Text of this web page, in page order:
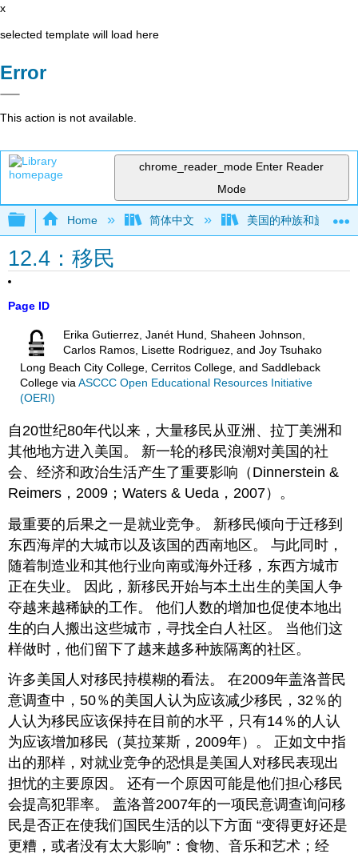
x
selected template will load here
Error
This action is not available.
chrome_reader_mode Enter Reader
Mode
Expand/collapse global hierarchy
Home 简体中文 美国的种族和族裔关
12.4：移民
Page ID
Erika Gutierrez, Janét Hund, Shaheen Johnson,
Carlos Ramos, Lisette Rodriguez, and Joy Tsuhako
Long Beach City College, Cerritos College, and Saddleback
Collegevia ASCCC Open Educational Resources Initiative
(OERI)
自20世纪80年代以来，大量移民从亚洲、拉丁美洲和
其他地方进入美国。 新一轮的移民浪潮对美国的社
会、经济和政治生活产生了重要影响（Dinnerstein &
Reimers，2009；Waters & Ueda，2007）。
最重要的后果之一是就业竞争。 新移民倾向于迁移到
东西海岸的大城市以及该国的西南地区。 与此同时，
随着制造业和其他行业向南或海外迁移，东西方城市
正在失业。 因此，新移民开始与本土出生的美国人争
夺越来越稀缺的工作。 他们人数的增加也促使本地出
生的白人搬出这些城市，寻找全白人社区。 当他们这
样做时，他们留下了越来越多种族隔离的社区。
许多美国人对移民持模糊的看法。 在2009年盖洛普民
意调查中，50％的美国人认为应该减少移民，32％的
人认为移民应该保持在目前的水平，只有14％的人认
为应该增加移民（莫拉莱斯，2009年）。 正如文中指
出的那样，对就业竞争的恐惧是美国人对移民表现出
担忧的主要原因。 还有一个原因可能是他们担心移民
会提高犯罪率。 盖洛普2007年的一项民意调查询问移
民是否正在使我们国民生活的以下方面 “变得更好还是
更糟，或者没有太大影响”：食物、音乐和艺术；经